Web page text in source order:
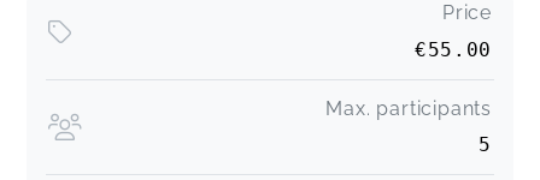
Price
€55.00
Max. participants
5